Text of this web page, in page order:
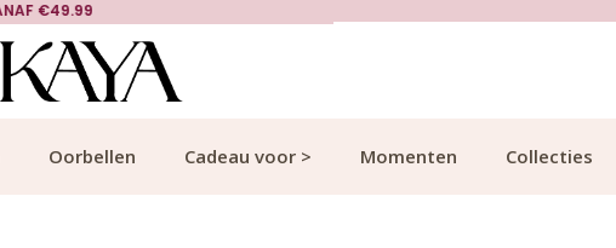
KLANTCIJFER 9.1
Oorbellen Cadeau voor > Momenten Collecties